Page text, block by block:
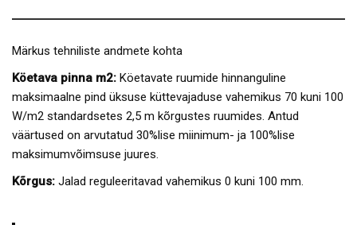
Märkus tehniliste andmete kohta
Köetava pinna m2: Köetavate ruumide hinnanguline
maksimaalne pind üksuse küttevajaduse vahemikus 70 kuni 100
W/m2 standardsetes 2,5 m kõrgustes ruumides. Antud
väärtused on arvutatud 30%lise miinimum- ja 100%lise
maksimumvõimsuse juures.
Kõrgus: Jalad reguleeritavad vahemikus 0 kuni 100 mm.